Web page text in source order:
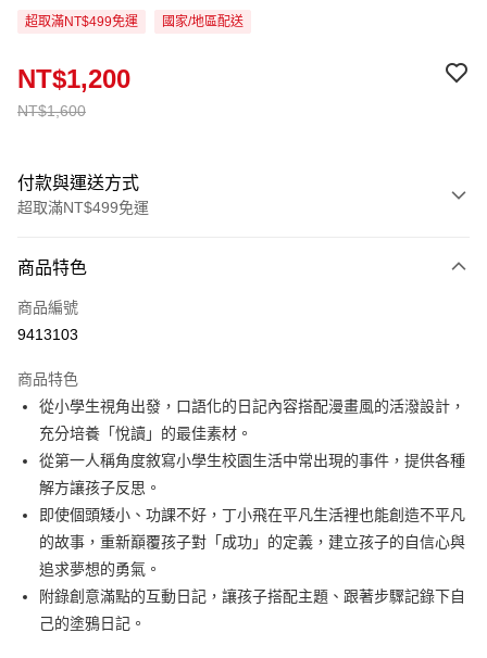
超取滿NT$499免運 國家/地區配送
NT$1,600
NT$1,200
付款與運送方式
超取滿NT$499免運
信用卡一次付款
超商取貨付款
Apple Pay
街口支付
悠遊付
ATM付款
運送方式
商品特色
商品編號
9413103
商品特色
從小學生視角出發，口語化的日記內容搭配漫畫風的活潑設計，
充分培養「悅讀」的最佳素材。
從第一人稱角度敘寫小學生校園生活中常出現的事件，提供各種
解方讓孩子反思。
即使個頭矮小、功課不好，丁小飛在平凡生活裡也能創造不平凡
的故事，重新巔覆孩子對「成功」的定義，建立孩子的自信心與
追求夢想的勇氣。
附錄創意滿點的互動日記，讓孩子搭配主題、跟著步驟記錄下自
己的塗鴉日記。